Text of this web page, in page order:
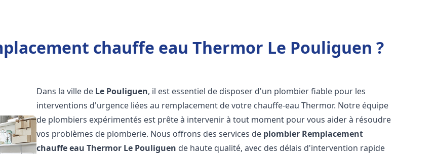
chauffe eau Thermor Le Pouliguen ?
Dans la ville de Le Pouliguen, il est essentiel de disposer d'un plombier fiable pour les
interventions d'urgence liées au remplacement de votre chauffe-eau Thermor. Notre équipe
de plombiers expérimentés est prête à intervenir à tout moment pour vous aider à résoudre
vos problèmes de plomberie. Nous offrons des services de plombier Remplacement
chauffe eau Thermor Le Pouliguen de haute qualité, avec des délais d'intervention rapide